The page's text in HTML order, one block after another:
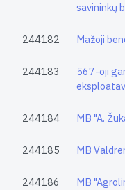
savininkų
244182 Mažoji
244183
567-oji
244184 MB "A.
244185 MB
244186 MB